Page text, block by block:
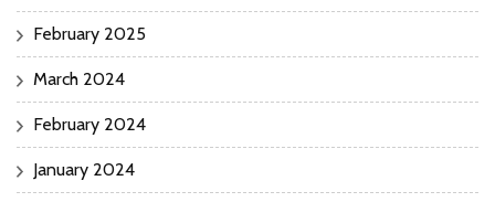
February 2025
March 2024
February 2024
January 2024